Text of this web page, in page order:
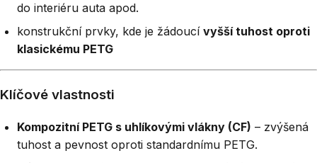
do interiéru auta apod.
konstrukční prvky, kde je žádoucí vyšší tuhost oproti
klasickému PETG
Klíčové vlastnosti
Kompozitní PETG s uhlíkovými vlákny (CF) – zvýšená
tuhost a pevnost oproti standardnímu PETG.